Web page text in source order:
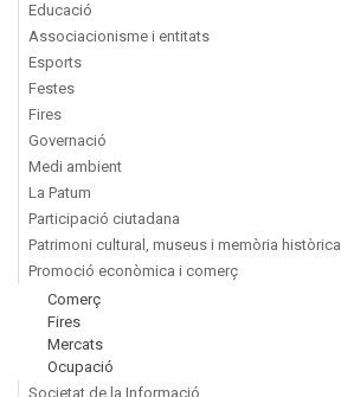
Educació
Associacionisme i entitats
Esports
Festes
Fires
Governació
Medi ambient
La Patum
Participació ciutadana
Patrimoni cultural, museus i memòria històrica
Promoció econòmica i comerç
Comerç
Fires
Mercats
Ocupació
Societat de la Informació